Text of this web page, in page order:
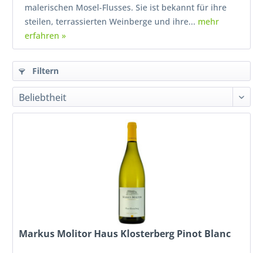
malerischen Mosel-Flusses. Sie ist bekannt für ihre
steilen, terrassierten Weinberge und ihre... mehr
erfahren »
Filtern
Markus Molitor Haus Klosterberg Pinot Blanc